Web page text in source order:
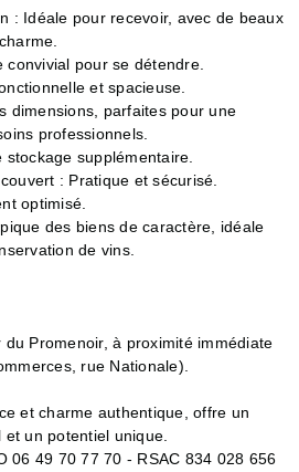
: Idéale pour recevoir, avec de beaux
convivial pour se détendre.
et spacieuse.
dimensions, parfaites pour une
professionnels.
supplémentaire.
: Pratique et sécurisé.
optimisé.
des biens de caractère, idéale
de vins.
Promenoir, à proximité immédiate
rue Nationale).
et charme authentique, offre un
un potentiel unique.
06 49 70 77 70 - RSAC 834 028 656